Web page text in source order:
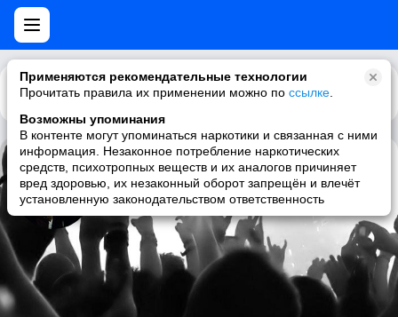
Применяются рекомендательные технологии
Прочитать правила их применении можно по ссылке
Возможны упоминания
В контенте могут упоминаться наркотики и связанная с ними
информация. Незаконное потребление наркотических
средств, психотропных веществ и их аналогов причиняет
вред здоровью, их незаконный оборот запрещён и влечёт
установленную законодательством ответственность
Каталог Рекомендации
Tsunami
indie, indie rock